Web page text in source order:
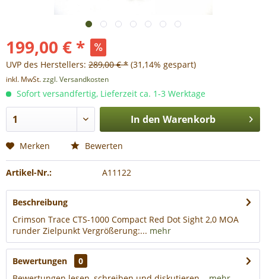
199,00 € *
UVP des Herstellers: 289,00 € * (31,14% gespart)
inkl. MwSt.zzgl. Versandkosten
Sofort versandfertig, Lieferzeit ca. 1-3 Werktage
In den Warenkorb
Merken Bewerten
Artikel-Nr.: A11122
Beschreibung
Crimson Trace CTS-1000 Compact Red Dot Sight 2,0 MOA
runder Zielpunkt Vergrößerung:... mehr
Bewertungen
0